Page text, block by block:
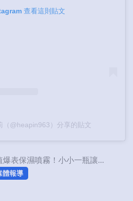
查看這則貼文
（@heapin963）分享的貼文
CP值爆表保濕噴霧！小小一瓶讓肌膚想乾荒也難
體報導